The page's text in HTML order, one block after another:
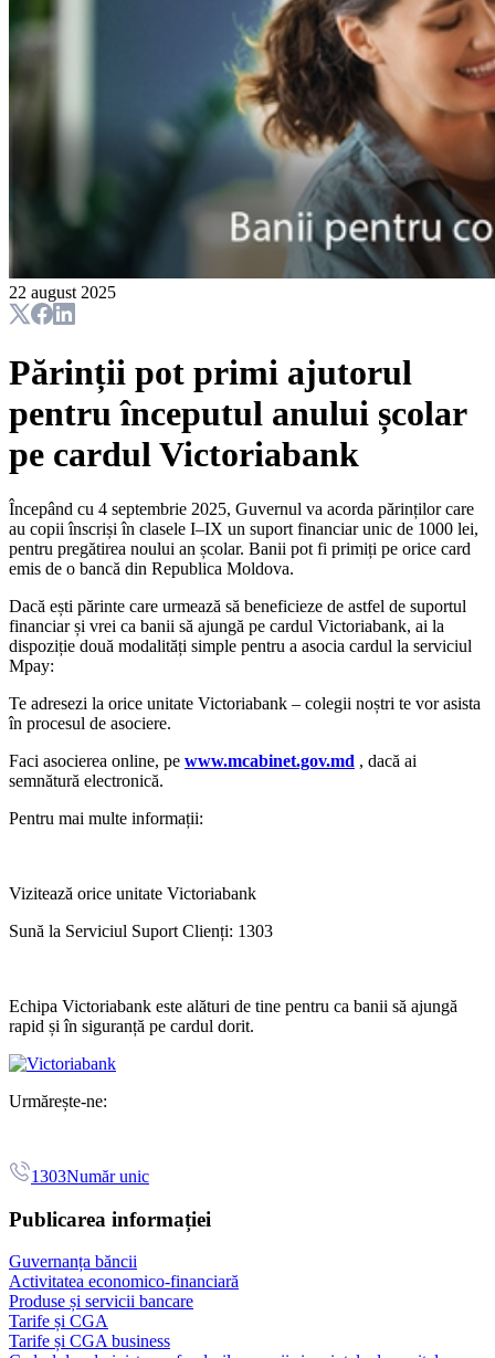
22 august 2025
Părinții pot primi ajutorul
pentru începutul anului școlar
pe cardul Victoriabank
Începând cu 4 septembrie 2025, Guvernul va acorda părinților care
au copii înscriși în clasele I–IX un suport financiar unic de 1000 lei,
pentru pregătirea noului an școlar. Banii pot fi primiți pe orice card
emis de o bancă din Republica Moldova.
Dacă ești părinte care urmează să beneficieze de astfel de suportul
financiar și vrei ca banii să ajungă pe cardul Victoriabank, ai la
dispoziție două modalități simple pentru a asocia cardul la serviciul
Mpay:
Te adresezi la orice unitate Victoriabank – colegii noștri te vor asista
în procesul de asociere.
Faci asocierea online, pe www.mcabinet.gov.md , dacă ai
semnătură electronică.
Pentru mai multe informații:
Vizitează orice unitate Victoriabank
Sună la Serviciul Suport Clienți: 1303
Echipa Victoriabank este alături de tine pentru ca banii să ajungă
rapid și în siguranță pe cardul dorit.
Urmărește-ne:
1303Număr unic
Publicarea informației
Guvernanța băncii
Activitatea economico-financiară
Produse și servicii bancare
Tarife și CGA
Tarife și CGA business